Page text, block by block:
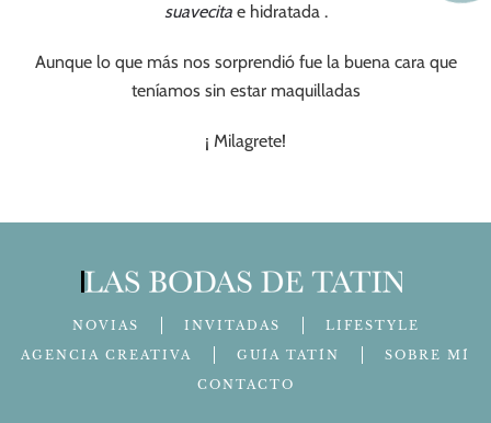
suavecitae hidratada .
Aunque lo que más nos sorprendió fue la buena cara que
teníamos sin estar maquilladas
¡ Milagrete!
NOVIAS INVITADAS
LIFESTYLE
AGENCIA CREATIVA
GUÍA TATÍN
SOBRE MÍ
CONTACTO